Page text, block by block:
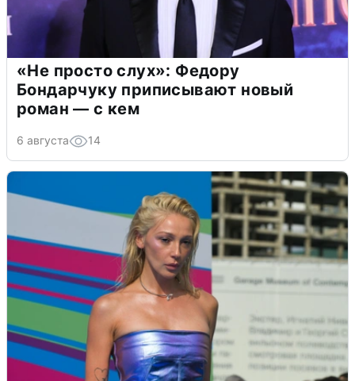
«Не просто слух»: Федору
Бондарчуку приписывают новый
роман — с кем
6 августа 14